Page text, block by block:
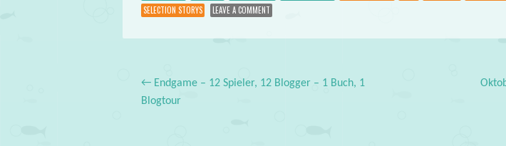
SELECTION STORYS
LEAVE A COMMENT
Post navigation
←Endgame – 12 Spieler, 12 Blogger – 1 Buch, 1
Blogtour